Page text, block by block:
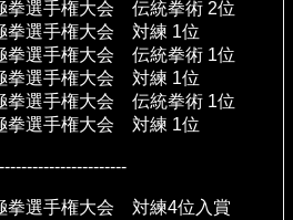
選手権大会 伝統拳術 2位
選手権大会 対練 1位
選手権大会 伝統拳術 1位
選手権大会 対練 1位
選手権大会 伝統拳術 1位
選手権大会 対練 1位
選手権大会 対練4位入賞